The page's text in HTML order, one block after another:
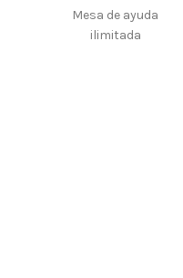
Mesa de ayuda
ilimitada